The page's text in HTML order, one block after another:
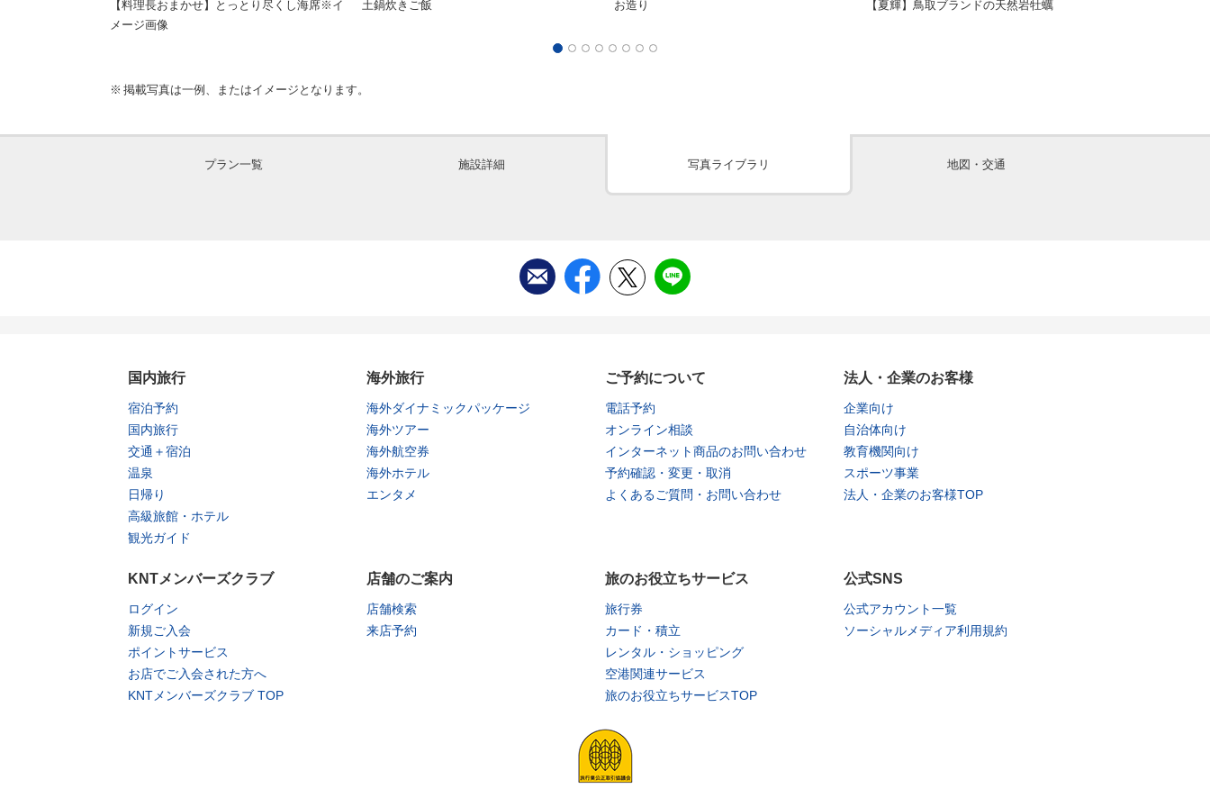
【料理長おまかせ】とっとり尽くし海席※イ
メージ画像
土鍋炊きご飯 お造り 【夏輝】鳥取ブランドの天然岩牡蠣
掲載写真は一例、またはイメージとなります。
プラン一覧 施設詳細 写真ライブラリ 地図・交通
国内旅行
宿泊予約
国内旅行
交通＋宿泊
温泉
日帰り
高級旅館・ホテル
観光ガイド
海外旅行
海外ダイナミックパッケージ
海外ツアー
海外航空券
海外ホテル
エンタメ
ご予約について
電話予約
オンライン相談
インターネット商品のお問い合わせ
予約確認・変更・取消
よくあるご質問・お問い合わせ
法人・企業のお客様
企業向け
自治体向け
教育機関向け
スポーツ事業
法人・企業のお客様TOP
KNTメンバーズクラブ
ログイン
新規ご入会
ポイントサービス
お店でご入会された方へ
KNTメンバーズクラブ TOP
店舗のご案内
店舗検索
来店予約
旅のお役立ちサービス
旅行券
カード・積立
レンタル・ショッピング
空港関連サービス
旅のお役立ちサービスTOP
公式SNS
公式アカウント一覧
ソーシャルメディア利用規約